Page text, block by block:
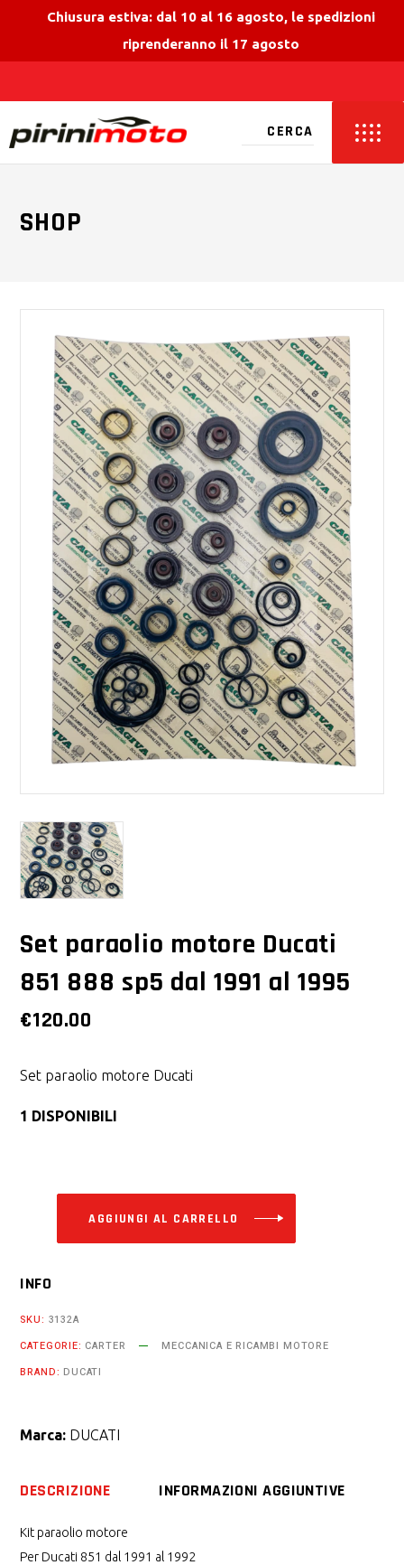
Chiusura estiva: dal 10 al 16 agosto, le spedizioni
riprenderanno il 17 agosto
SHOP
Set paraolio motore Ducati
851 888 sp5 dal 1991 al 1995
€120.00
Set paraolio motore Ducati
1 DISPONIBILI
AGGIUNGI AL CARRELLO
INFO
SKU: 3132A
CATEGORIE: CARTER
MECCANICA E RICAMBI MOTORE
BRAND: DUCATI
Marca: DUCATI
DESCRIZIONE INFORMAZIONI AGGIUNTIVE
Kit paraolio motore
Per Ducati 851 dal 1991 al 1992